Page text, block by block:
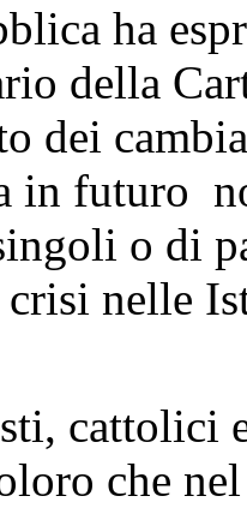
ha
della
dei
in futuro
o di
crisi nelle
cattolici
che